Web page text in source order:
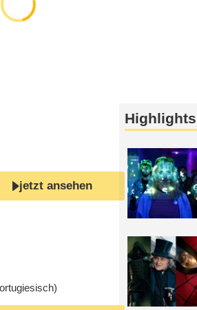
jetzt ansehen
Highlights